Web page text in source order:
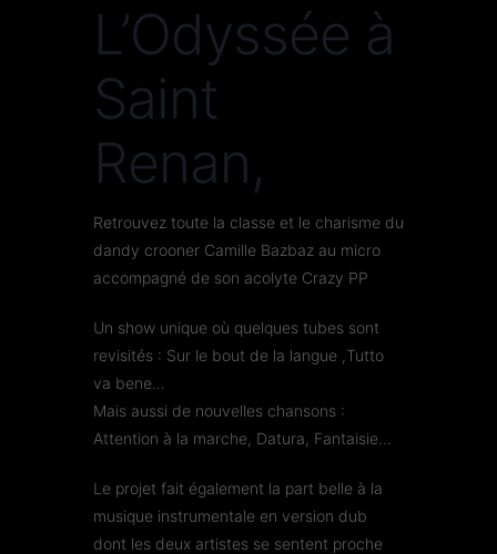
L’Odyssée à
Saint
Renan,
Retrouvez toute la classe et le charisme du
dandy crooner Camille Bazbaz au micro
accompagné de son acolyte Crazy PP
Un show unique où quelques tubes sont
revisités : Sur le bout de la langue ,Tutto
va bene…
Mais aussi de nouvelles chansons :
Attention à la marche, Datura, Fantaisie…
Le projet fait également la part belle à la
musique instrumentale en version dub
dont les deux artistes se sentent proche